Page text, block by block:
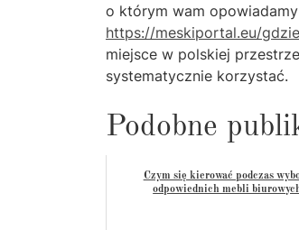
o którym wam
https://meskiportal.eu/
miejsce w polskiej
systematycznie korzystać.
Podobne
Czym się kierować podczas
odpowiednich mebli